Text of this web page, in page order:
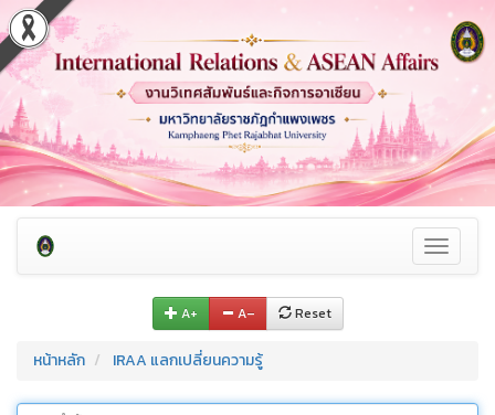
Toggle
A+ A– Reset
หน้าหลัก IRAA แลกเปลี่ยนความรู้